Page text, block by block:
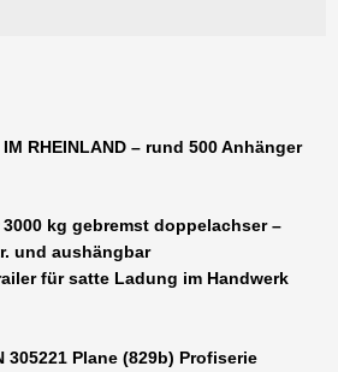
RHEINLAND – rund 500 Anhänger
3000 kg gebremst doppelachser –
und aushängbar
für satte Ladung im Handwerk
305221 Plane (829b) Profiserie